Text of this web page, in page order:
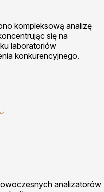
kompleksową analizę
się na
laboratoriów
konkurencyjnego.
analizatorów